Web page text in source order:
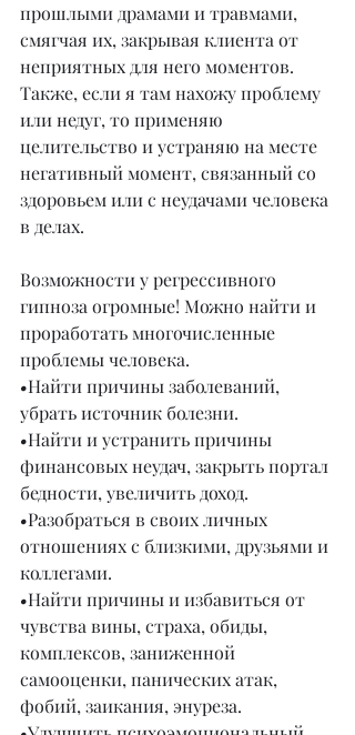
прошлыми драмами и травмами,
смягчая их, закрывая клиента от
неприятных для него моментов.
Также, если я там нахожу проблему
или недуг, то применяю
целительство и устраняю на месте
негативный момент, связанный со
здоровьем или с неудачами человека
в делах.
Возможности у регрессивного
гипноза огромные! Можно найти и
проработать многочисленные
проблемы человека.
•Найти причины заболеваний,
убрать источник болезни.
•Найти и устранить причины
финансовых неудач, закрыть портал
бедности, увеличить доход.
•Разобраться в своих личных
отношениях с близкими, друзьями и
коллегами.
•Найти причины и избавиться от
чувства вины, страха, обиды,
комплексов, заниженной
самооценки, панических атак,
фобий, заикания, энуреза.